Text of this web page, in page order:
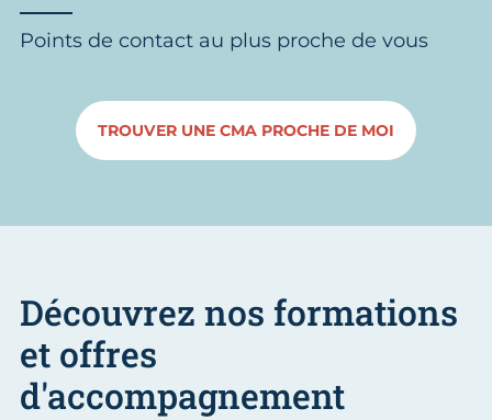
Points de contact au plus proche de vous
TROUVER UNE CMA PROCHE DE MOI
Découvrez nos formations
et offres
d'accompagnement